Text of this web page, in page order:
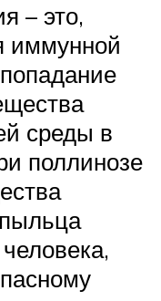
– это,
иммунной
среды в
поллинозе